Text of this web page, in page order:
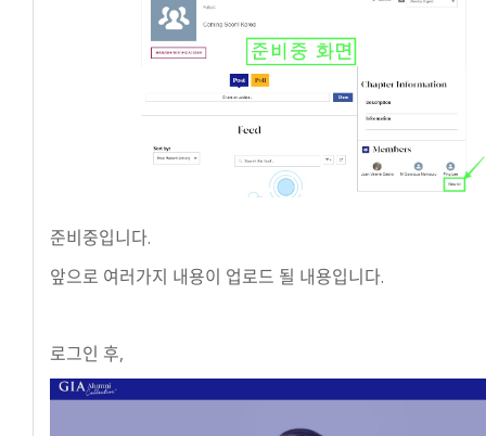
준비중입니다.
앞으로 여러가지 내용이 업로드 될 내용입니다.
로그인 후,